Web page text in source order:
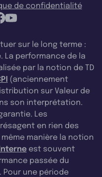
de confidentialité
sur le long terme :
La performance de la
par la notion de TD
(anciennement
sur Valeur de
son interprétation.
Les
en rien des
manière la notion
est souvent
passée du
Pour une période